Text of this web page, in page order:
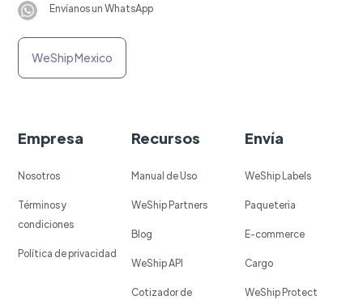
Envíanos un WhatsApp
WeShip Mexico
Empresa
Nosotros
Términos y
condiciones
Política de privacidad
Recursos
Manual de Uso
WeShip Partners
Blog
WeShip API
Cotizador de
Envía
WeShip Labels
Paqueteria
E-commerce
Cargo
WeShip Protect